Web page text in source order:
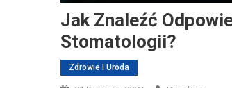
Jak Znaleźć
Stomatologii?
Zdrowie I Uroda